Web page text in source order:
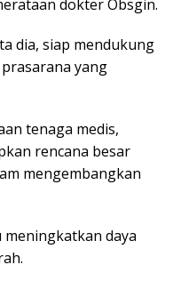
dokter Obsgin.
dia, siap mendukung
yang
tenaga medis,
rencana besar
mengembangkan
daya